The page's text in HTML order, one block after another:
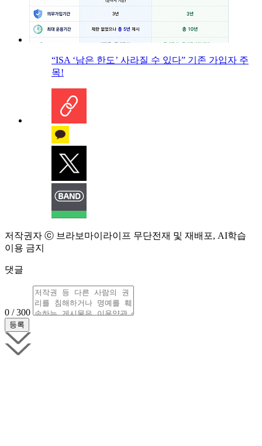
“ISA ‘남은 한도’ 사라질 수 있다” 기존 가입자 주
목!
저작권자 ⓒ 브라보마이라이프 무단전재 및 재배포, AI학습
이용 금지
댓글
0 / 300